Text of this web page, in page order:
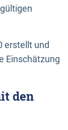
erstellt und
Einschätzung
den